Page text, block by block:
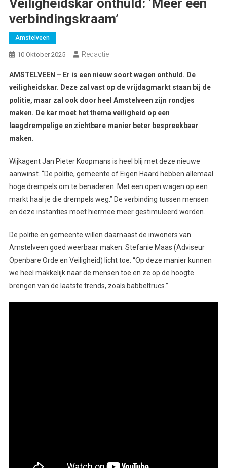
verbindingskraam’
Amstelveen
10 Oktober 2025 Redactie
AMSTELVEEN – Er is een nieuw soort wagen onthuld. De
veiligheidskar. Deze zal vast op de vrijdagmarkt staan bij de
politie, maar zal ook door heel Amstelveen zijn rondjes
maken. De kar moet het thema veiligheid op een
laagdrempelige en zichtbare manier beter bespreekbaar
maken.
Wijkagent Jan Pieter Koopmans is heel blij met deze nieuwe
aanwinst. “De politie, gemeente of Eigen Haard hebben allemaal
hoge drempels om te benaderen. Met een open wagen op een
markt haal je die drempels weg.” De verbinding tussen mensen
en deze instanties moet hiermee meer gestimuleerd worden.
De politie en gemeente willen daarnaast de inwoners van
Amstelveen goed weerbaar maken. Stefanie Maas (Adviseur
Openbare Orde en Veiligheid) licht toe: “Op deze manier kunnen
we heel makkelijk naar de mensen toe en ze op de hoogte
brengen van de laatste trends, zoals babbeltrucs.”